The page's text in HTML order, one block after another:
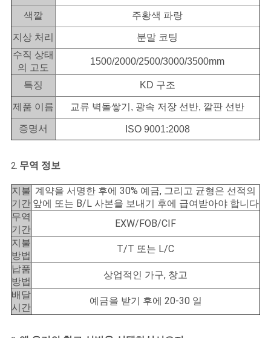
구
하
세
요
트
맵
PRIVACY
POLICY
색깔 주황색 파랑
지상 처리
분말 코팅
수직 상태
의 고도
1500/2000/2500/3000/3500mm
특징 KD 구조
제품 이름 교류 벽돌쌓기, 광속 저장 선반, 깔판 선반
증명서 ISO 9001:2008
2. 무역 정보
지불
기간
계약을 서명한 후에 30% 예금, 그리고 균형은 선적의
앞에 또는 B/L 사본을 보내기 후에 급여받아야 합니다
무역
기간
EXW/FOB/CIF
지불
방법
T/T 또는 L/C
납품
방법
상업적인 가구, 창고
배달
시간
예금을 받기 후에 20-30 일